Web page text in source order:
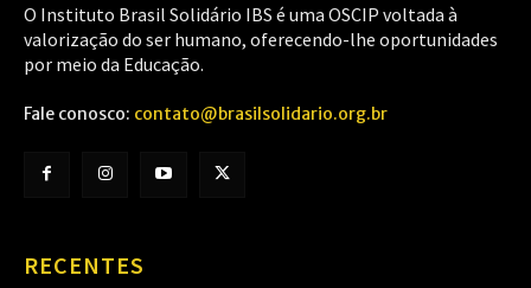
O Instituto Brasil Solidário IBS é uma OSCIP voltada à
valorização do ser humano, oferecendo-lhe oportunidades
por meio da Educação.
Fale conosco: contato@brasilsolidario.org.br
RECENTES